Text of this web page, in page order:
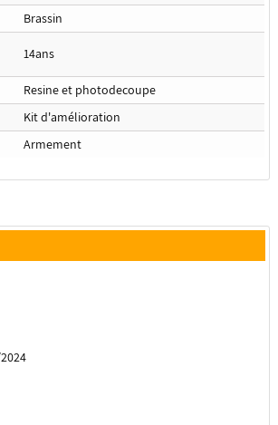
Brassin
14ans
Resine et photodecoupe
Kit d'amélioration
Armement